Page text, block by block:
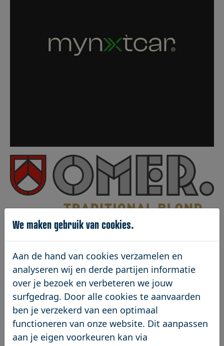
We maken gebruik van cookies.
Aan de hand van cookies verzamelen en
analyseren wij en derde partijen informatie
over je bezoek en verbeteren we jouw
surfgedrag. Door alle cookies te aanvaarden
ben je verzekerd van een optimaal
functioneren van onze website. Dit aanpassen
aan je eigen voorkeuren kan via